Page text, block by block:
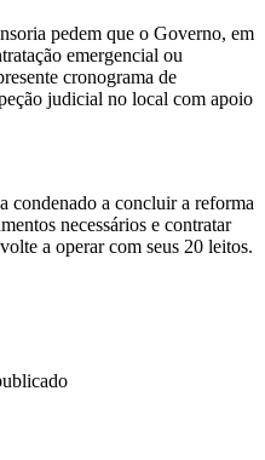
pedem que o Governo, em
emergencial ou
cronograma de
judicial no local com apoio
condenado a concluir a reforma
necessários e contratar
a operar com seus 20 leitos.